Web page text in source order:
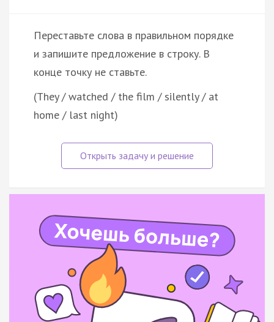
Переставьте слова в правильном порядке
и запишите предложение в строку. В
конце точку не ставьте.
(They / watched / the film / silently / at
home / last night)